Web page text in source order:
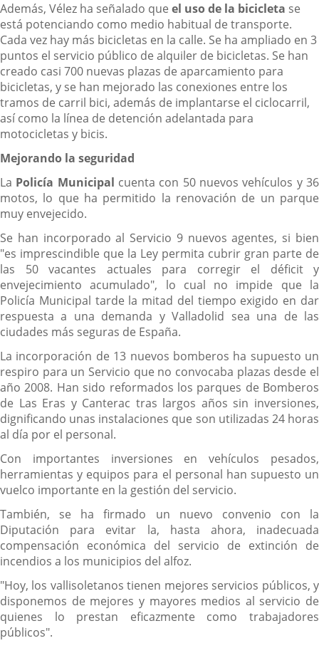
Además, Vélez ha señalado que el uso de la bicicleta se
está potenciando como medio habitual de transporte.
Cada vez hay más bicicletas en la calle. Se ha ampliado en 3
puntos el servicio público de alquiler de bicicletas. Se han
creado casi 700 nuevas plazas de aparcamiento para
bicicletas, y se han mejorado las conexiones entre los
tramos de carril bici, además de implantarse el ciclocarril,
así como la línea de detención adelantada para
motocicletas y bicis.
Mejorando la seguridad
La Policía Municipal cuenta con 50 nuevos vehículos y 36
motos, lo que ha permitido la renovación de un parque
muy envejecido.
Se han incorporado al Servicio 9 nuevos agentes, si bien
"es imprescindible que la Ley permita cubrir gran parte de
las 50 vacantes actuales para corregir el déficit y
envejecimiento acumulado", lo cual no impide que la
Policía Municipal tarde la mitad del tiempo exigido en dar
respuesta a una demanda y Valladolid sea una de las
ciudades más seguras de España.
La incorporación de 13 nuevos bomberos ha supuesto un
respiro para un Servicio que no convocaba plazas desde el
año 2008. Han sido reformados los parques de Bomberos
de Las Eras y Canterac tras largos años sin inversiones,
dignificando unas instalaciones que son utilizadas 24 horas
al día por el personal.
Con importantes inversiones en vehículos pesados,
herramientas y equipos para el personal han supuesto un
vuelco importante en la gestión del servicio.
También, se ha firmado un nuevo convenio con la
Diputación para evitar la, hasta ahora, inadecuada
compensación económica del servicio de extinción de
incendios a los municipios del alfoz.
"Hoy, los vallisoletanos tienen mejores servicios públicos, y
disponemos de mejores y mayores medios al servicio de
quienes lo prestan eficazmente como trabajadores
públicos".